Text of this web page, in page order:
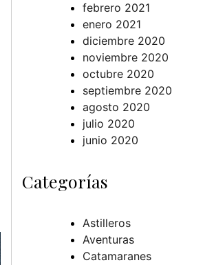
febrero 2021
enero 2021
diciembre 2020
noviembre 2020
octubre 2020
septiembre 2020
agosto 2020
julio 2020
junio 2020
Categorías
Astilleros
Aventuras
Catamaranes